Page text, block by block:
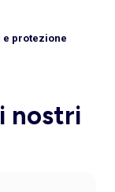
e protezione
nostri